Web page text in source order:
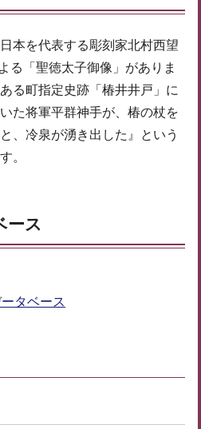
本を代表する彫刻家北村西望
る「聖徳太子御像」がありま
る町指定史跡「椿井井戸」に
た将軍平群神手が、椿の杖を
、冷泉が湧き出した』という
。
ース
タベース